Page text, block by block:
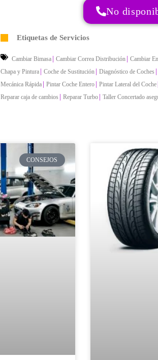
No
Etiquetas de Servicios
Cambiar Bimasa | Cambiar Correa Distribución | Cambiar
Chapa y Pintura | Coche de Sustitución | Diagnóstico de Coches |
Mecánica Rápida | Pintar Coche Entero | Pintar Lateral del Coche
Reparar caja de cambios | Reparar Turbo | Taller Concertado
CONSEJOS